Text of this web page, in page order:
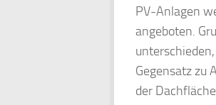
PV-Anlagen
angeboten.
Gegensatz zu
der